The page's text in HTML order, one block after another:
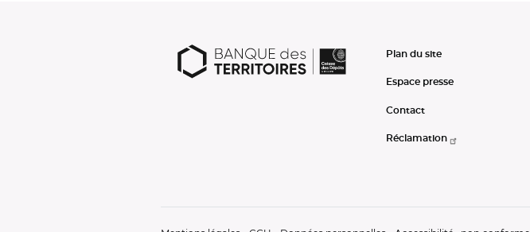
Plan du site
Espace presse
Contact
Réclamation